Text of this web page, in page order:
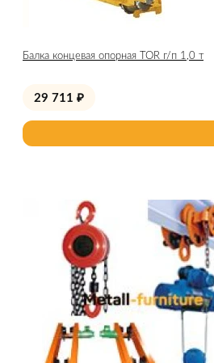
Балка концевая опорная TOR г/п 1,0 т
29 711 ₽